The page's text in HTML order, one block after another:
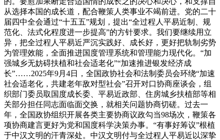
从选择本国的成长道，配合鞭策人类事业不竭前进。党的二十
届四中全会通过“十五五”规划，提出“全过程人平易近制、规
范化、法式化程度进一步提高”的方针要求。我们要继续用立
异，把全过程人平易近严沉实践好、成长好，更好把轨制劣势
为管理效能，全面推进国度管理系统和管理能力现代化。“加
强城乡无妨碍扶植和社会适老化”“加速推进银发经济成
长”……2025年9月4日，全国政协社会和法制委员会环绕“加速
社会适老化，共建老年敌对型社会”召开对口协商座谈会，组
织部门委员取国度成长委、平易近政部、住房城乡扶植部等相
关部分担任同志面临面交换，就相关问题协商切磋。过去一
年，全国政协组织开展各类主要协商议政勾当98场次，鞭策各
项协商建言更好为党和国度科学决策办事。“有事好筹议”根植
于中汉文明的汗青深处。中汉文明付与全过程人平易近以深挚